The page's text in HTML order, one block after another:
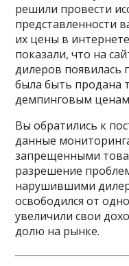
решили провести
представленности
их цены в
показали, что на
дилеров появилась
была быть продана
демпинговым
Вы обратились к
данные
запрещенными
разрешение
нарушившими
освободился от
увеличили свои
долю на рынке.